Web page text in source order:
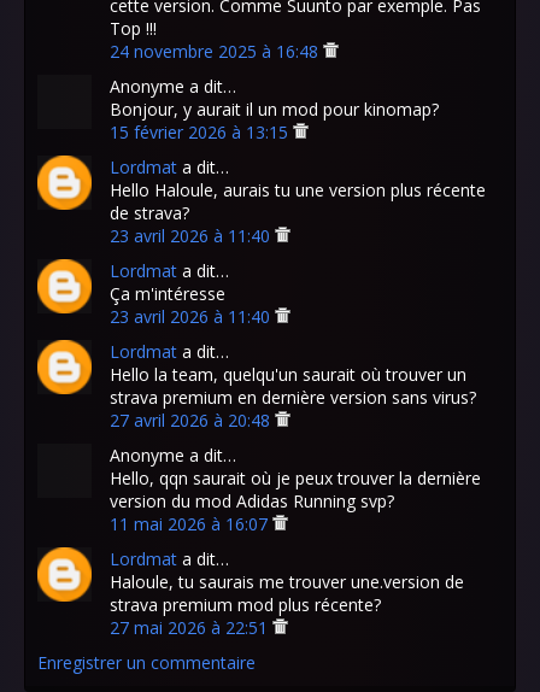
cette version. Comme Suunto par exemple. Pas
Top !!!
24 novembre 2025 à 16:48
Anonyme a dit…
Bonjour, y aurait il un mod pour kinomap?
15 février 2026 à 13:15
Lordmat a dit…
Hello Haloule, aurais tu une version plus récente
de strava?
23 avril 2026 à 11:40
Lordmat a dit…
Ça m'intéresse
23 avril 2026 à 11:40
Lordmat a dit…
Hello la team, quelqu'un saurait où trouver un
strava premium en dernière version sans virus?
27 avril 2026 à 20:48
Anonyme a dit…
Hello, qqn saurait où je peux trouver la dernière
version du mod Adidas Running svp?
11 mai 2026 à 16:07
Lordmat a dit…
Haloule, tu saurais me trouver une.version de
strava premium mod plus récente?
27 mai 2026 à 22:51
Enregistrer un commentaire